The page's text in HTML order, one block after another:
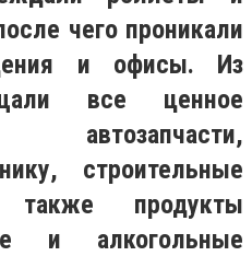
чего проникали
и офисы. Из
все ценное
строительные
продукты
и алкогольные